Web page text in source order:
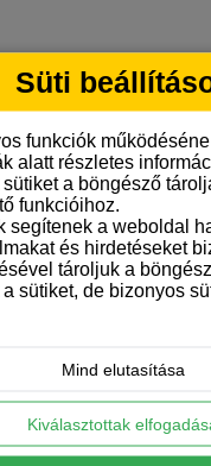
Akkor ezt a
Süti
funkciók
alatt részletes
a böngésző
funkcióihoz.
segítenek a weboldal
és hirdetéseket
tároljuk a
sütiket, de bizonyos
Mind elutasítása
Kiválasztottak